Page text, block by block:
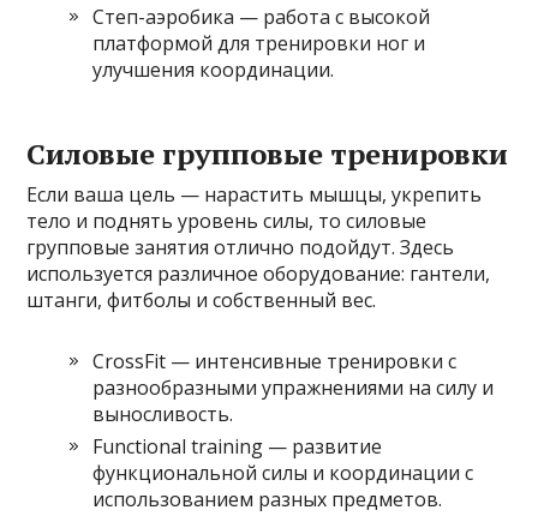
Степ-аэробика — работа с высокой
платформой для тренировки ног и
улучшения координации.
Силовые групповые тренировки
Если ваша цель — нарастить мышцы, укрепить
тело и поднять уровень силы, то силовые
групповые занятия отлично подойдут. Здесь
используется различное оборудование: гантели,
штанги, фитболы и собственный вес.
CrossFit — интенсивные тренировки с
разнообразными упражнениями на силу и
выносливость.
Functional training — развитие
функциональной силы и координации с
использованием разных предметов.